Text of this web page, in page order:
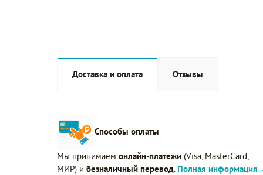
Доставка и оплата Отзывы
Способы оплаты
Мы принимаем онлайн-платежи (Visa, MasterCard,
МИР) и безналичный перевод. Полная